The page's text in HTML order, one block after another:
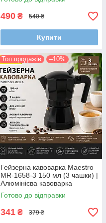
490 ₴ 540 ₴
Купити
Топ продажів –10%
Гейзерна кавоварка Maestro
MR-1658-3 150 мл (3 чашки) |
Алюмінієва кавоварка
Espresso Moka
Готово до відправки
341 ₴ 379 ₴